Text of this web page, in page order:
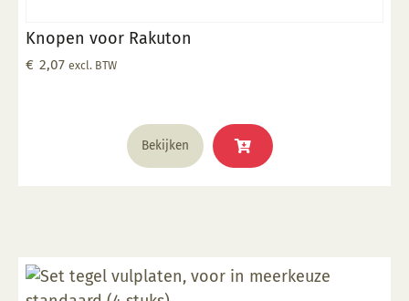
Knopen voor Rakuton
€ 2,07 excl. BTW
Bekijken